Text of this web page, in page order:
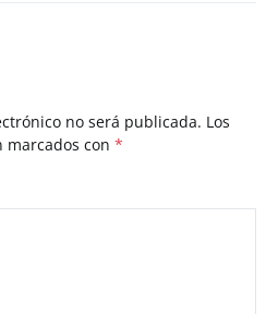
no será publicada. Los
marcados con *